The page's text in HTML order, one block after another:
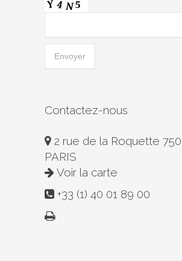
Contactez-nous
2 rue de la Roquette
PARIS
Voir la carte
+33 (1) 40 01 89 00